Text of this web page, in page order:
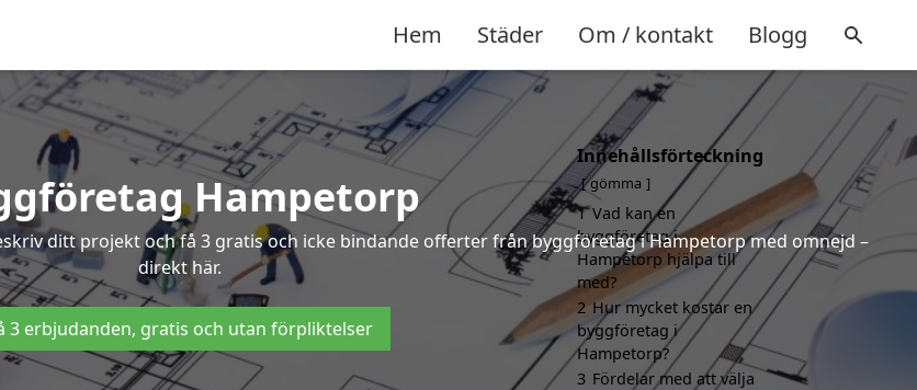
Hem Städer Om / kontakt Blogg
Hampetorp
ditt projekt och få 3 gratis och icke bindande offerter från byggföretag i Hampetorp med omnejd –
direkt här.
3 erbjudanden, gratis och utan förpliktelser
Innehållsförteckning
gömma
1 Vad kan en
byggföretag i
Hampetorp hjälpa till
med?
2 Hur mycket kostar en
byggföretag i
Hampetorp?
3 Fördelar med att välja